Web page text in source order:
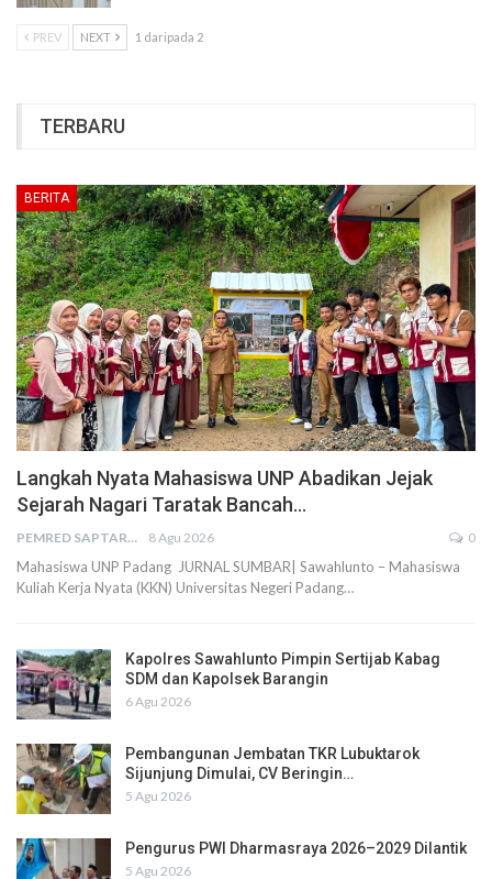
PREV NEXT 1 daripada 2
TERBARU
BERITA
Langkah Nyata Mahasiswa UNP Abadikan Jejak
Sejarah Nagari Taratak Bancah…
PEMRED SAPTARIUS 8 Agu 2026 0
Mahasiswa UNP Padang JURNAL SUMBAR| Sawahlunto – Mahasiswa
Kuliah Kerja Nyata (KKN) Universitas Negeri Padang…
Kapolres Sawahlunto Pimpin Sertijab Kabag
SDM dan Kapolsek Barangin
6 Agu 2026
Pembangunan Jembatan TKR Lubuktarok
Sijunjung Dimulai, CV Beringin…
5 Agu 2026
Pengurus PWI Dharmasraya 2026–2029 Dilantik
5 Agu 2026